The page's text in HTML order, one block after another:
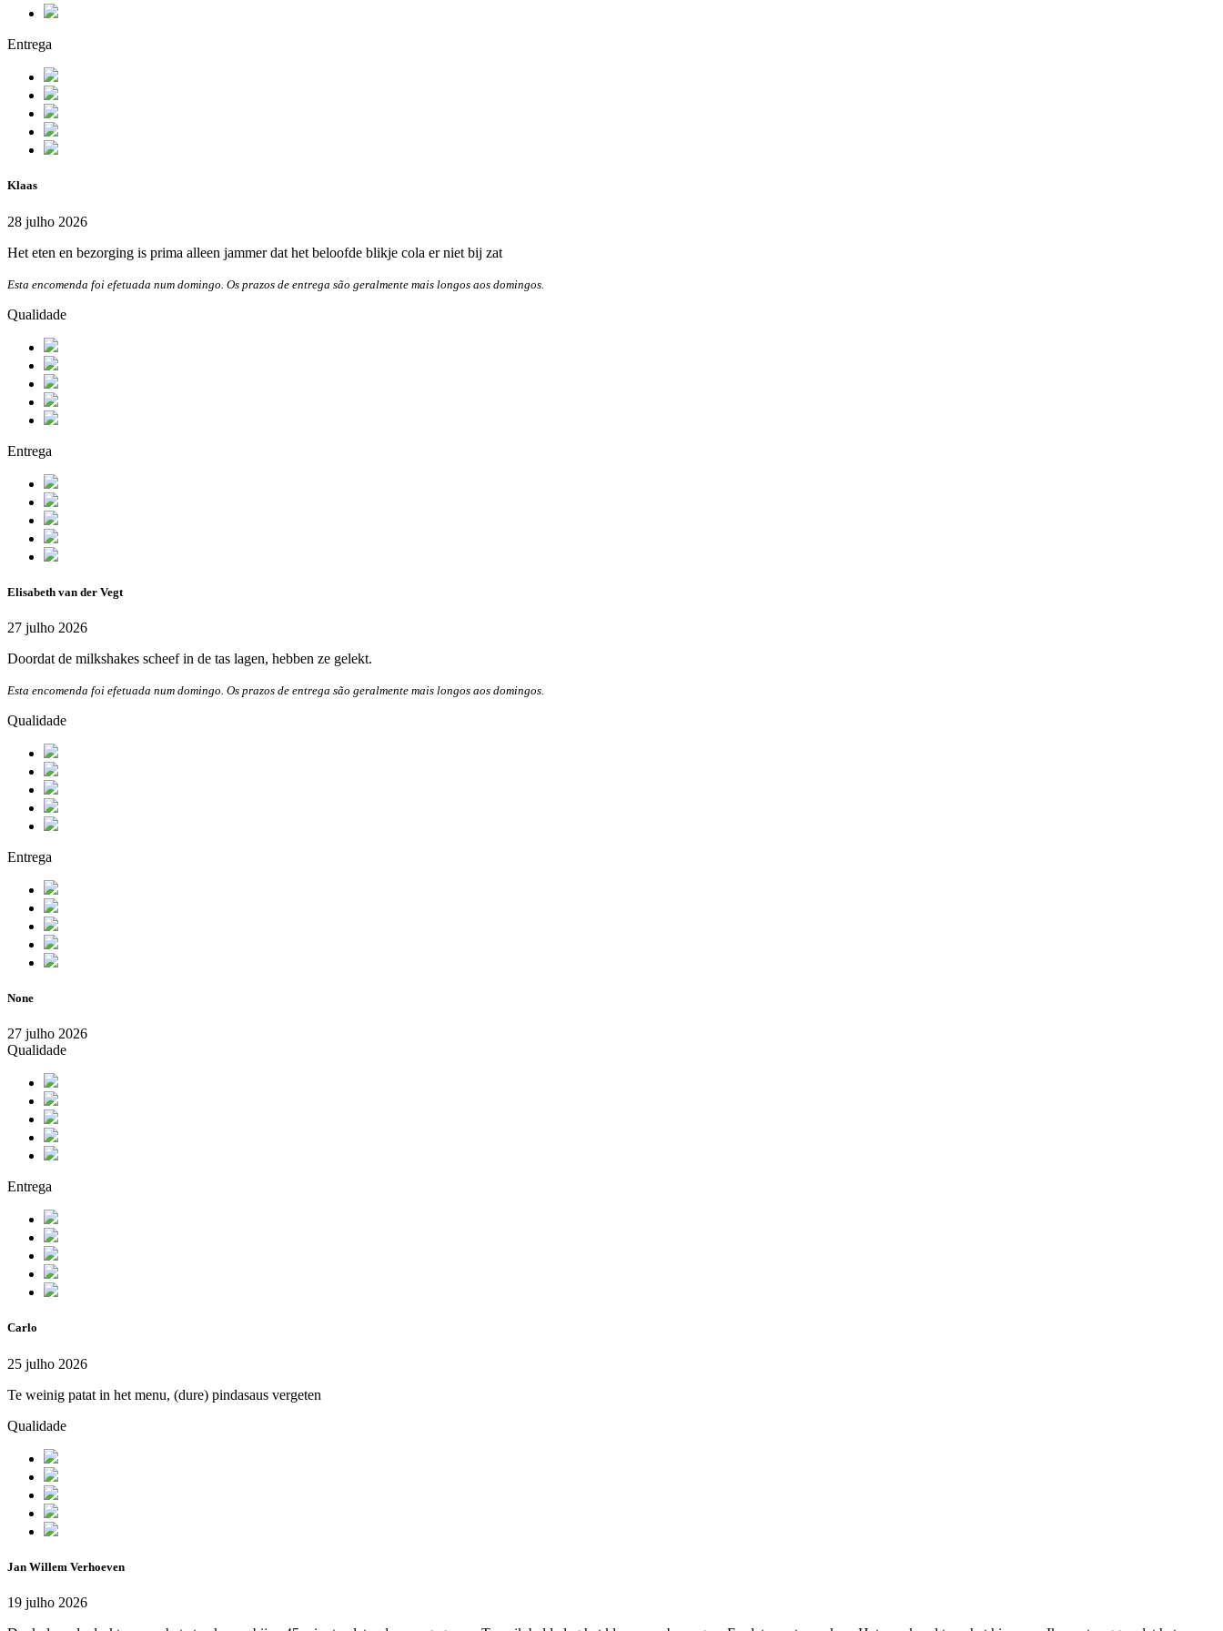
Entrega
Klaas
28 julho 2026
Het eten en bezorging is prima alleen jammer dat het beloofde blikje cola er niet bij zat
Esta encomenda foi efetuada num domingo. Os prazos de entrega são geralmente mais longos aos domingos.
Qualidade
Entrega
Elisabeth van der Vegt
27 julho 2026
Doordat de milkshakes scheef in de tas lagen, hebben ze gelekt.
Esta encomenda foi efetuada num domingo. Os prazos de entrega são geralmente mais longos aos domingos.
Qualidade
Entrega
None
27 julho 2026
Qualidade
Entrega
Carlo
25 julho 2026
Te weinig patat in het menu, (dure) pindasaus vergeten
Qualidade
Jan Willem Verhoeven
19 julho 2026